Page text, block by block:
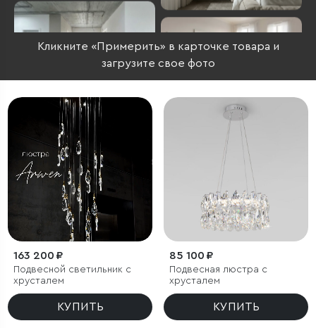
Кликните «Примерить» в карточке товара и
загрузите свое фото
163 200 ₽
Подвесной светильник с
хрусталем
КУПИТЬ
85 100 ₽
Подвесная люстра с
хрусталем
КУПИТЬ